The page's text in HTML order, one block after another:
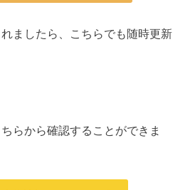
ましたら、こちらでも随時更新
らから確認することができま